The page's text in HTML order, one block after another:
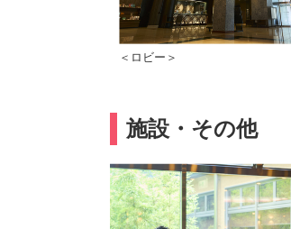
＜ロビー＞
施設・その他